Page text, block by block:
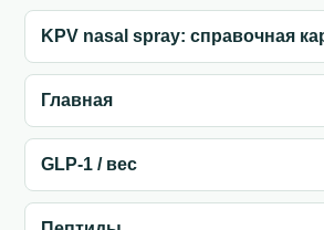
KPV nasal spray: справочная
Главная
GLP-1 / вес